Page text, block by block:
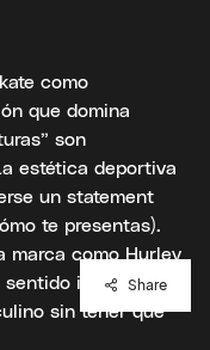
como
que domina
son
estética deportiva
un statement
te presentas).
marca como Hurley
inmediato
sin tener que
Share